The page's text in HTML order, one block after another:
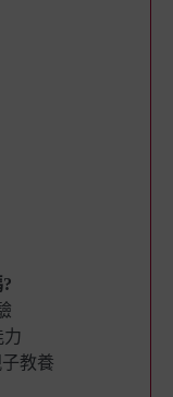
力
教養